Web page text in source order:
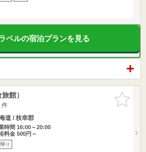
ベルの宿泊プランを見る
お気に入
りに追加
館）
道 / 枝幸郡
時間 16:00～20:00
料金 500円～
り